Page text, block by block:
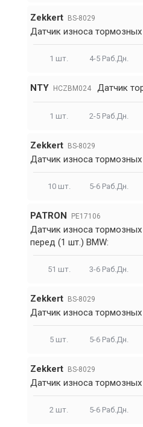
Zekkert BS-8029
Датчик износа
1 шт. 4-5 Раб.Дн.
NTY HCZBM024 Датчик
1 шт. 2-5 Раб.Дн.
Zekkert BS-8029
Датчик износа
10 шт. 5-6 Раб.Дн.
PATRON PE17106
Датчик износа
перед (1 шт.) BMW:
51 шт. 3-6 Раб.Дн.
Zekkert BS-8029
Датчик износа
5 шт. 5-6 Раб.Дн.
Zekkert BS-8029
Датчик износа
2 шт. 5-6 Раб.Дн.